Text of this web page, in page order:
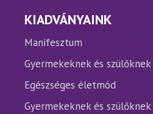
KIADVÁNYAINK
Manifesztum
Gyermekeknek és szülőknek
Egészséges életmód
Gyermekeknek és szülőknek